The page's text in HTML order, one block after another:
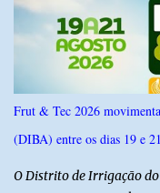
confiança de 95%.
Frut & Tec 2026
(DIBA) entre os dias 19 e
O Distrito de Irrigação do